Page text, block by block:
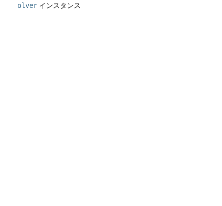
olver インスタンス